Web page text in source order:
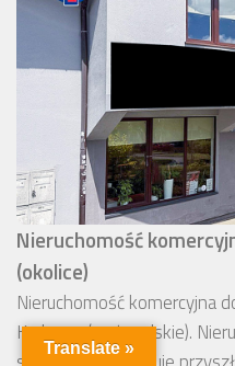
Nieruchomość
(okolice)
Nieruchomość komercyjna
Krakowa (małopolskie).
Translate »